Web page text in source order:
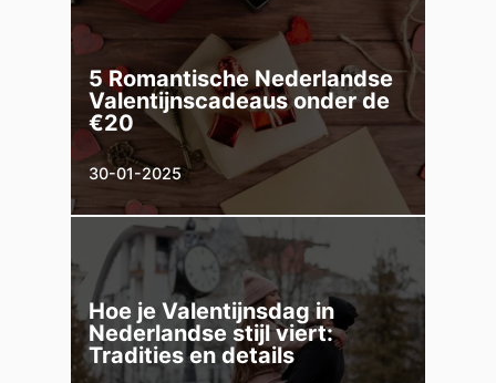
5 Romantische Nederlandse
Valentijnscadeaus onder de
€20
30-01-2025
Hoe je Valentijnsdag in
Nederlandse stijl viert:
Tradities en details